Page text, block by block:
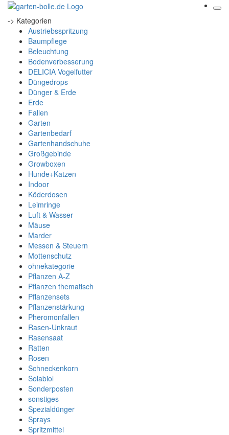
-> Kategorien
Austriebsspritzung
Baumpflege
Beleuchtung
Bodenverbesserung
DELICIA Vogelfutter
Düngedrops
Dünger & Erde
Erde
Fallen
Garten
Gartenbedarf
Gartenhandschuhe
Großgebinde
Growboxen
Hunde+Katzen
Indoor
Köderdosen
Leimringe
Luft & Wasser
Mäuse
Marder
Messen & Steuern
Mottenschutz
ohnekategorie
Pflanzen A-Z
Pflanzen thematisch
Pflanzensets
Pflanzenstärkung
Pheromonfallen
Rasen-Unkraut
Rasensaat
Ratten
Rosen
Schneckenkorn
Solabiol
Sonderposten
sonstiges
Spezialdünger
Sprays
Spritzmittel